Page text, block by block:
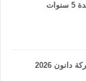
التسجيل في الإستمارة الرسمية لشركة دانون 2026